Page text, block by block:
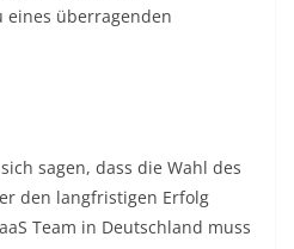
eines überragenden
sagen, dass die Wahl des
den langfristigen Erfolg
Team in Deutschland muss